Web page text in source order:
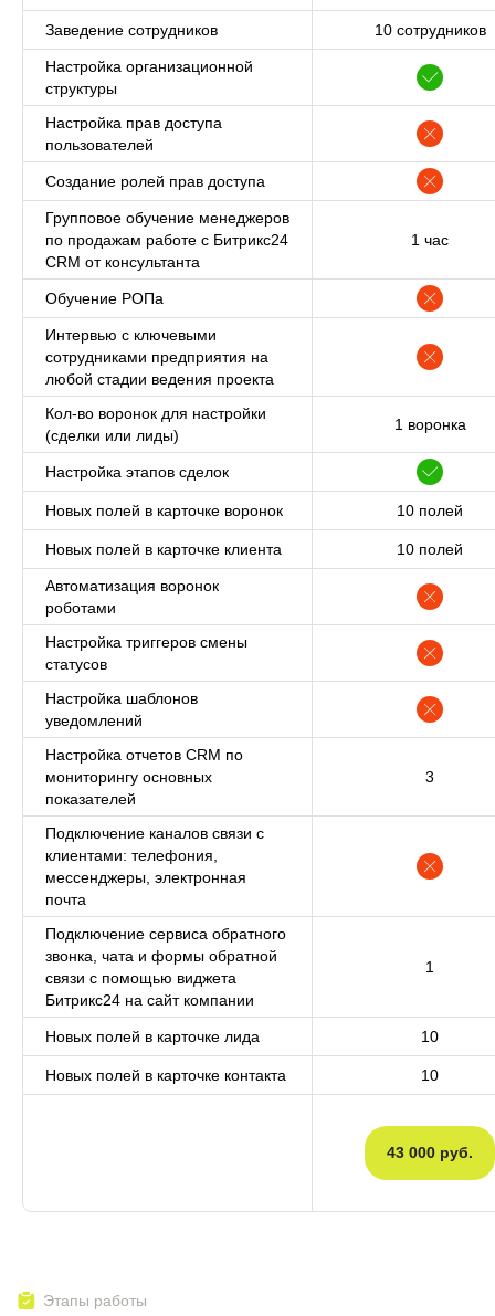
Заведение сотрудников 10 сотрудников
Настройка организационной
структуры
Настройка прав доступа
пользователей
Создание ролей прав доступа
Групповое обучение менеджеров
по продажам работе с Битрикс24
CRM от консультанта
1 час
Обучение РОПа
Интервью с ключевыми
сотрудниками предприятия на
любой стадии ведения проекта
Кол-во воронок для настройки
(сделки или лиды)
1 воронка
Настройка этапов сделок
Новых полей в карточке воронок 10 полей
Новых полей в карточке клиента 10 полей
Автоматизация воронок
роботами
Настройка триггеров смены
статусов
Настройка шаблонов
уведомлений
Настройка отчетов CRM по
мониторингу основных
показателей
3
Подключение каналов связи с
клиентами: телефония,
мессенджеры, электронная
почта
Подключение сервиса обратного
звонка, чата и формы обратной
связи с помощью виджета
Битрикс24 на сайт компании
1
Новых полей в карточке лида 10
Новых полей в карточке контакта 10
43 000 руб.
Наши компетенции
и возможности
ELMA
хакатона среди
партнеров СБЕРа
2-е место
Официальный партнер СБЕРа
по направлению «Цифровая
трансформация»
Сбер
Официальный интегратор
Битрикс 24
Битрикс24
Разработанных решений
автоматизации
250+
Компаний
автоматизировали
и оптимизировали
процессы
40+
Штат специалистов
по профильным
10+
Год основания нашей
компании
2019
Нести осознание и развитие бизнесу.
Создаем и интегрируем IT-решения
для достижения целей партнеров.
Наша
миссия: